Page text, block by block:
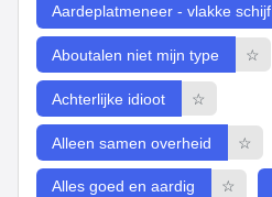
Aardeplatmeneer - vlakke schijf
Aboutalen niet mijn type ☆
Achterlijke idioot ☆
Alleen samen overheid ☆
Alles goed en aardig ☆